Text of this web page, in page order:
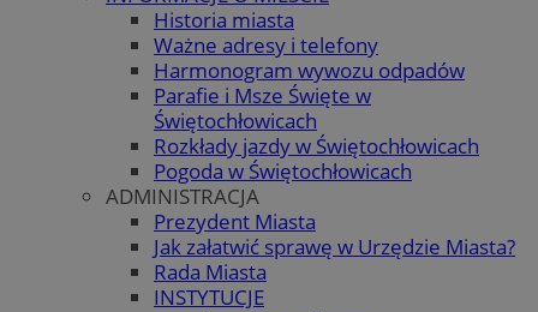
Historia miasta
Ważne adresy i telefony
Harmonogram wywozu odpadów
Parafie i Msze Święte w
Świętochłowicach
Rozkłady jazdy w Świętochłowicach
Pogoda w Świętochłowicach
ADMINISTRACJA
Prezydent Miasta
Jak załatwić sprawę w Urzędzie Miasta?
Rada Miasta
INSTYTUCJE